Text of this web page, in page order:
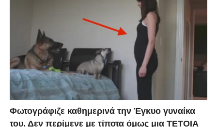
Φωτογράφιζε καθημερινά την Έγκυο γυναίκα
του. Δεν περίμενε με τίποτα όμως μια ΤΕΤΟΙΑ